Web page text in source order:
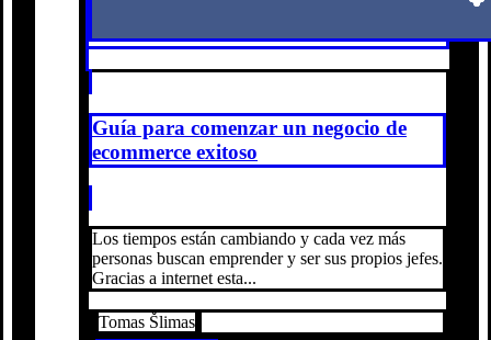
Guía para comenzar un negocio de
ecommerce exitoso
Los tiempos están cambiando y cada vez más
personas buscan emprender y ser sus propios jefes.
Gracias a internet esta...
Tomas Šlimas